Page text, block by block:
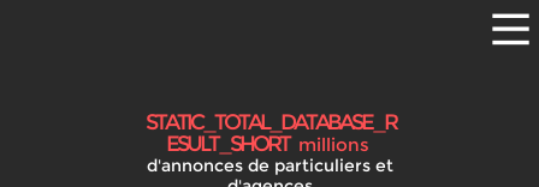
STAT
I
C_TOTA
L_DATABAS
E_R
ESUL
T_SHOR
T millions
d'annonces de particuliers et